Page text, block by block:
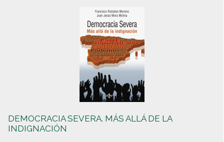
DEMOCRACIA SEVERA. MÁS ALLÁ DE LA
INDIGNACIÓN